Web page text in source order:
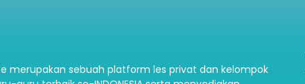
merupakan sebuah platform les privat dan kelompok